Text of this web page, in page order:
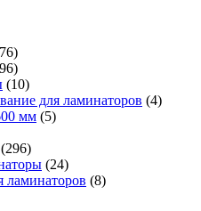
(10)
для ламинаторов (4)
мм (5)
(296)
(24)
ламинаторов (8)